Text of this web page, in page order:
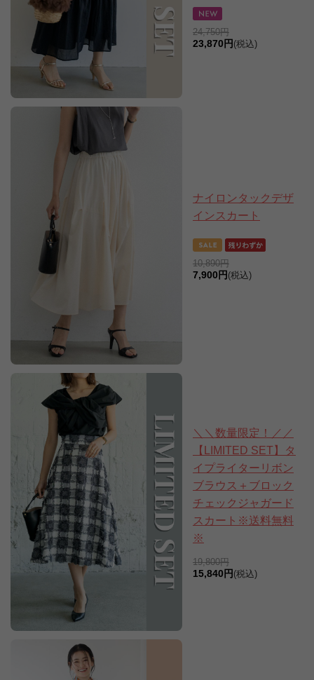
24,750円
23,870円 (税込)
ナイロンタックデザ
インスカート
10,890円
7,900円 (税込)
＼＼数量限定！／／
【LIMITED SET】タ
イプライターリボン
ブラウス＋ブロック
チェックジャガード
スカート※送料無料
※
19,800円
15,840円 (税込)